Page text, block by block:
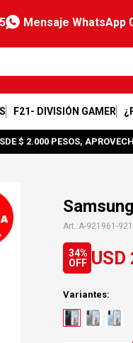
Mensaje WhatsApp
F21- DIVISIÓN GAMER
$ 2.000 PESOS,
A-921961-
USD
34
Variantes: